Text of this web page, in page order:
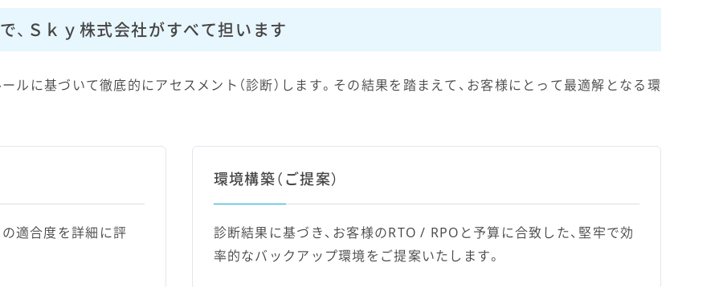
、Ｓｋｙ株式会社がすべて担います
に基づいて徹底的にアセスメント（診断）します。その結果を踏まえて、お客様にとって最適解となる環
適合度を詳細に評
環境構築（ご提案）
診断結果に基づき、お客様のRTO / RPOと予算に合致した、堅牢で効
率的なバックアップ環境をご提案いたします。